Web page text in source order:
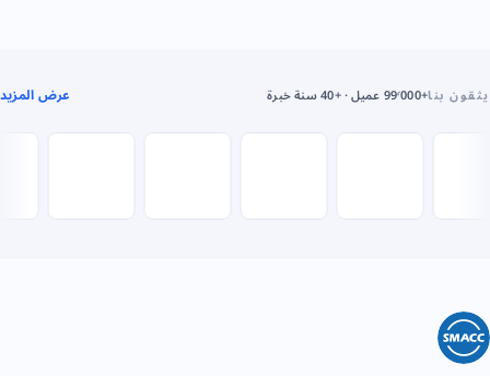
يثقون بنا+99٬000 عميل · +40 سنة خبرة عرض المزيد